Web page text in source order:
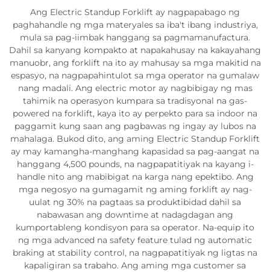
Ang Electric Standup Forklift ay nagpapabago ng
paghahandle ng mga materyales sa iba't ibang industriya,
mula sa pag-iimbak hanggang sa pagmamanufactura.
Dahil sa kanyang kompakto at napakahusay na kakayahang
manuobr, ang forklift na ito ay mahusay sa mga makitid na
espasyo, na nagpapahintulot sa mga operator na gumalaw
nang madali. Ang electric motor ay nagbibigay ng mas
tahimik na operasyon kumpara sa tradisyonal na gas-
powered na forklift, kaya ito ay perpekto para sa indoor na
paggamit kung saan ang pagbawas ng ingay ay lubos na
mahalaga. Bukod dito, ang aming Electric Standup Forklift
ay may kamangha-manghang kapasidad sa pag-aangat na
hanggang 4,500 pounds, na nagpapatitiyak na kayang i-
handle nito ang mabibigat na karga nang epektibo. Ang
mga negosyo na gumagamit ng aming forklift ay nag-
uulat ng 30% na pagtaas sa produktibidad dahil sa
nabawasan ang downtime at nadagdagan ang
kumportableng kondisyon para sa operator. Na-equip ito
ng mga advanced na safety feature tulad ng automatic
braking at stability control, na nagpapatitiyak ng ligtas na
kapaligiran sa trabaho. Ang aming mga customer sa